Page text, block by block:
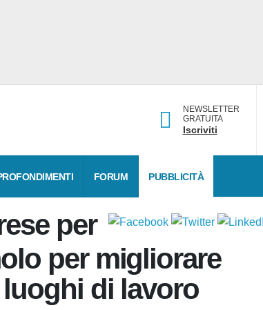
NEWSLETTER
GRATUITA
Iscriviti
FORUM PUBBLICITÀ
stimolo per
nei luoghi